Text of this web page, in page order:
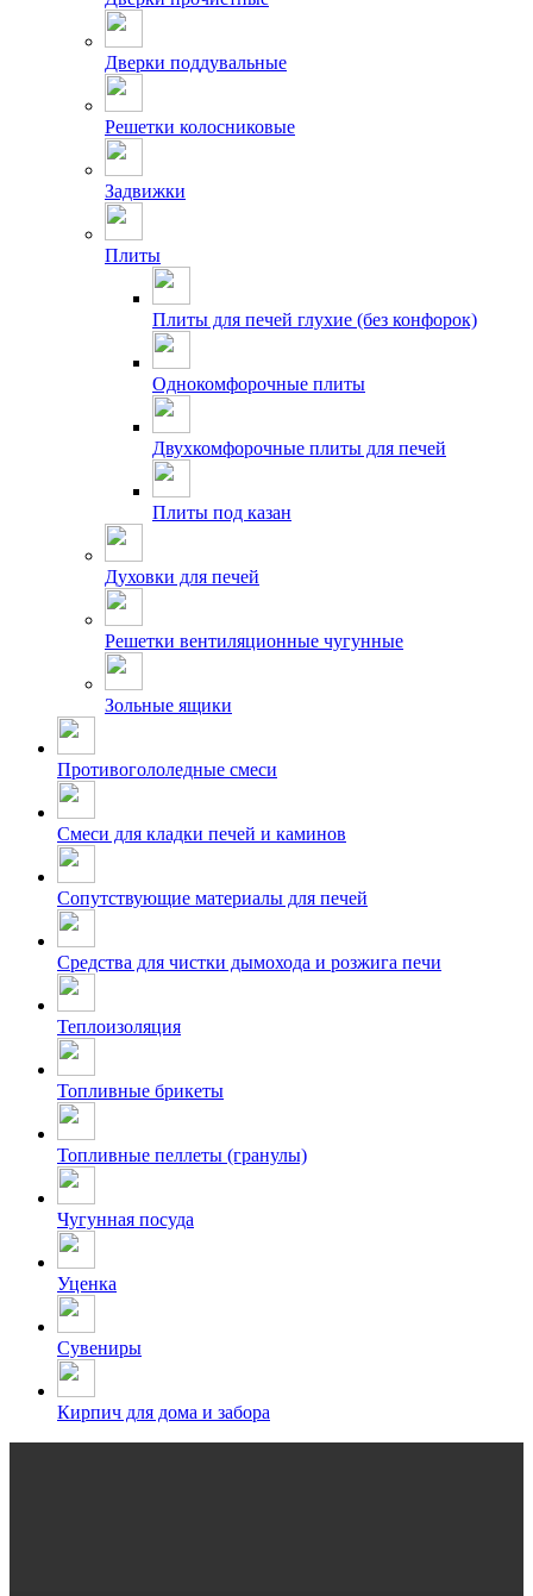
Дверки поддувальные
Решетки колосниковые
Задвижки
Плиты
Плиты для печей глухие (без конфорок)
Однокомфорочные плиты
Двухкомфорочные плиты для печей
Плиты под казан
Духовки для печей
Решетки вентиляционные чугунные
Зольные ящики
Противогололедные смеси
Смеси для кладки печей и каминов
Сопутствующие материалы для печей
Средства для чистки дымохода и розжига печи
Теплоизоляция
Топливные брикеты
Топливные пеллеты (гранулы)
Чугунная посуда
Уценка
Сувениры
Кирпич для дома и забора